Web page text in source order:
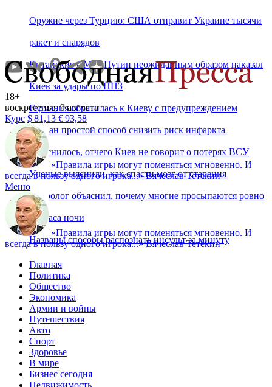
Оружие через Турцию: США отправит Украине тысячи
ракет и снарядов
Китайские СМИ: Путин неожиданным образом наказал
Киев за удары по НПЗ
Германия обратилась к Киеву с предупреждением
Назван простой способ снизить риск инфаркта
Выяснилось, отчего Киев не говорит о потерях ВСУ
Ученые выяснили, как спасти мозг от старения
Невролог объяснил, почему многие просыпаются ровно
в 3 часа ночи
Названы способы распознать инсульт за минуту
18+
воскресенье, 9 августа
Курс $81,13 €93,58
«Правила игры могут поменяться мгновенно. И
всегда в пользу одного игрока...» Вячеслав Тетёкин
Меню
«Правила игры могут поменяться мгновенно. И
всегда в пользу одного игрока...» Вячеслав Тетёкин
Главная
Политика
Общество
Экономика
Армии и войны
Путешествия
Авто
Спорт
Здоровье
В мире
Бизнес сегодня
Недвижимость